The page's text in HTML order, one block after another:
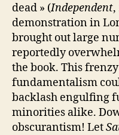
dead » (Independent,
demonstration in
brought out large
reportedly
the book. This
fundamentalism
backlash engulfing
minorities alike.
obscurantism! Let